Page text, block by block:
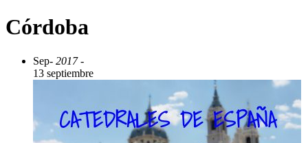
Córdoba
Sep- 2017 -
13 septiembre